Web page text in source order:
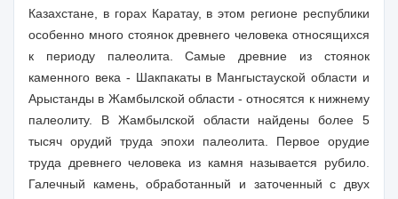
Казахстане, в горах Каратау, в этом регионе республики
особенно много стоянок древнего человека относящихся
к периоду палеолита. Самые древние из стоянок
каменного века - Шакпакаты в Мангыстауской области и
Арыстанды в Жамбылской области - относятся к нижнему
палеолиту. В Жамбылской области найдены более 5
тысяч орудий труда эпохи палеолита. Первое орудие
труда древнего человека из камня называется рубило.
Галечный камень, обработанный и заточенный с двух